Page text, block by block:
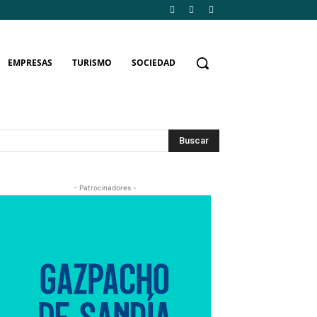
EMPRESAS TURISMO SOCIEDAD
Buscar
- Patrocinadores -